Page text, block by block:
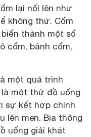
lại nổi lên như
không thử. Cốm
thành một số
cốm, bánh cốm,
một quá trình
một thứ đồ uống
sự kết hợp chính
lên men. Bia thông
uống giải khát